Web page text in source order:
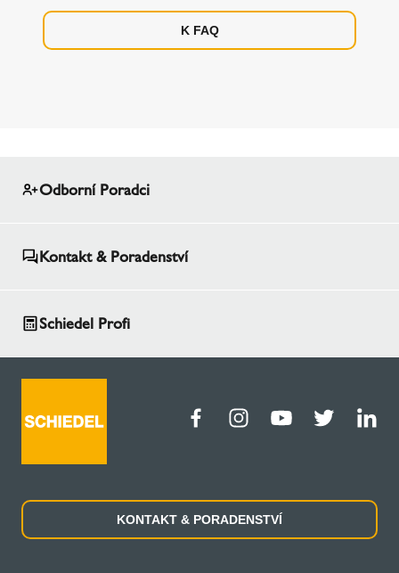
K FAQ
Odborní Poradci
Kontakt & Poradenství
Schiedel Profi
KONTAKT & PORADENSTVÍ